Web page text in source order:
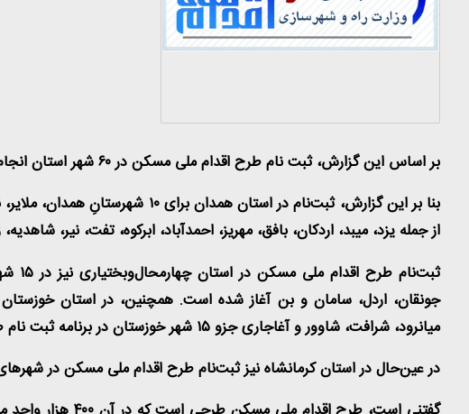
بر اساس این گزارش، ثبت نام طرح اقدام ملی مسکن در ۶۰ شهر استان انجام می‌شود.
از جمله یزد، میبد، اردکان، بافق، مهریز، احمدآباد، ابرکوه، تفت،
جونقان، اردل، سامان و بن آغاز شده است. همچنین، در استان خوزستان
میانرود، شرافت، شاوور و آغاجاری جزو ۱۵ شهر خوزستان در برنامه ثبت نام طرح اقدام ملی مسکن قرار دارند که ثبت نام آن‌ها آغاز شده است.
در عین‌حال در استان کرمانشاه نیز ثبت‌نام طرح اقدام ملی مسکن در شهرهای